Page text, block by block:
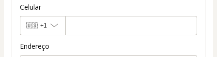
Celular
🇺🇸 +1
Endereço